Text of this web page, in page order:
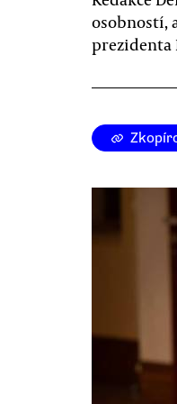
osobností,
prezidenta